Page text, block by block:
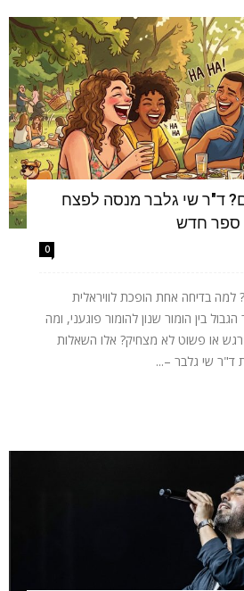
ד"ר שי גלבר מנסה לפצח
ספר חדש
0
למה בדיחה אחת הופכת לוויראלית
בין הומור שנון להומור פוגעני, ומה
או פשוט לא מצחיק? אלו השאלות
ד"ר שי גלבר –...